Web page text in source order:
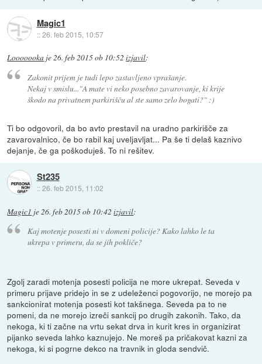
Magic1
::26. feb 2015, 10:57
Looooooka je26. feb 2015 ob 10:52 izjavil:
Zakonit prijem je tudi lepo zastavljeno vprašanje.
Nekaj v smislu..."A mate vi neko posebno zavarovanje, ki krije
škodo na privatnem parkirišču al ste samo zelo bogati?" :)
Ti bo odgovoril, da bo avto prestavil na uradno parkirišče za
zavarovalnico, če bo rabil kaj uveljavljat... Pa še ti delaš kaznivo
dejanje, če ga poškoduješ. To ni rešitev.
St235
::26. feb 2015, 11:02
Magic1 je26. feb 2015 ob 10:42 izjavil:
Kaj motenje posesti ni v domeni policije? Kako lahko le ta
ukrepa v primeru, da se jih pokliče?
Zgolj zaradi motenja posesti policija ne more ukrepat. Seveda v
primeru prijave pridejo in se z udeleženci pogovorijo, ne morejo pa
sankcionirat motenja posesti kot takšnega. Seveda pa to ne
pomeni, da ne morejo izreči sankcij po drugih zakonih. Tako, da
nekoga, ki ti začne na vrtu sekat drva in kurit kres in organizirat
pijanko seveda lahko kaznujejo. Ne moreš pa pričakovat kazni za
nekoga, ki si pogrne dekco na travnik in gloda sendvič.